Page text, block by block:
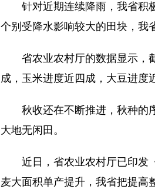
针对近期连续降雨，我省积极
个别受降水影响较大的田块，我
省农业农村厅的数据显示，截
成，玉米进度近四成，大豆进度
秋收还在不断推进，秋种的序
大地无闲田。
近日，省农业农村厅已印发《
麦大面积单产提升，我省把提高